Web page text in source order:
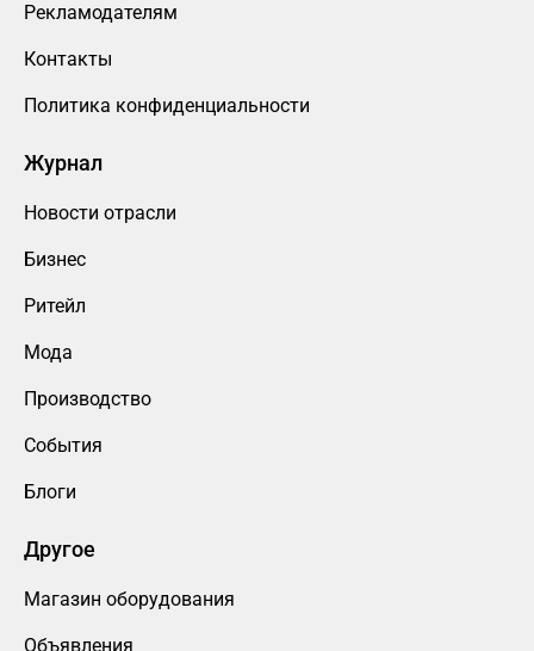
Рекламодателям
Контакты
Политика конфиденциальности
Журнал
Новости отрасли
Бизнес
Ритейл
Мода
Производство
События
Блоги
Другое
Магазин оборудования
Объявления